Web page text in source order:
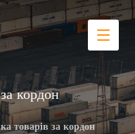
кордон
товарів за кордон